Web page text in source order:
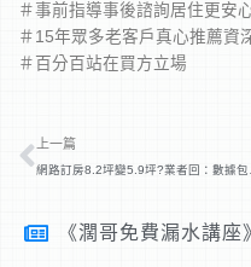
＃事前指導事後諮詢居住更安
＃15年眾多老客戶真心推薦資
＃百分百站在買方立場
上一頁
上一篇
《濶哥免費漏水講座》